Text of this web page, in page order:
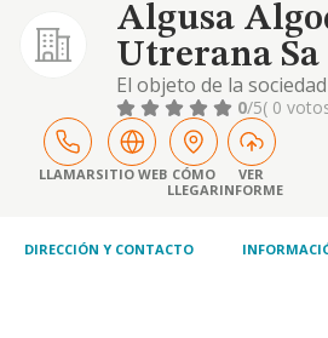
Algusa
Utrerana Sa
El objeto de la
construcción, venta,
cualquier otra forma
en derecho, de toda
inmuebles,
industriales. en el
conforman el objeto s.
0/5( 0
LLAMARSITIO WEB CÓMO
LLEGAR
VER
INFORME
DIRECCIÓN Y CONTACTO